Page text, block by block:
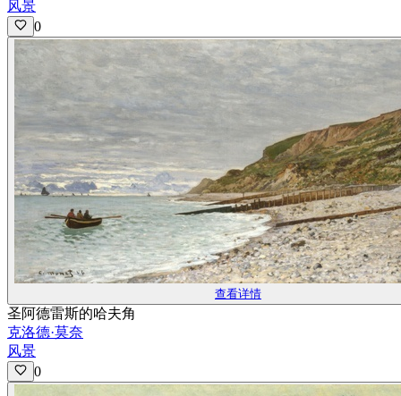
风景
0
查看详情
圣阿德雷斯的哈夫角
克洛德·莫奈
风景
0